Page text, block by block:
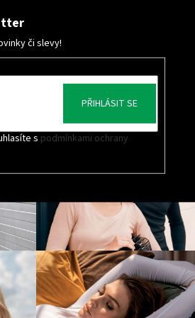
či slevy!
s podmínkami ochrany
PŘIHLÁSIT SE